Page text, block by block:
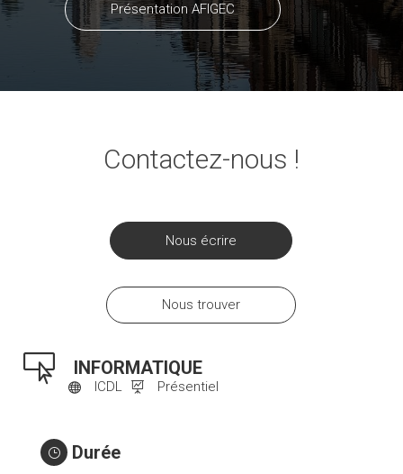
Présentation AFIGEC
Contactez-nous !
Nous écrire
Nous trouver
 INFORMATIQUE
 ICDL  Présentiel
} Durée